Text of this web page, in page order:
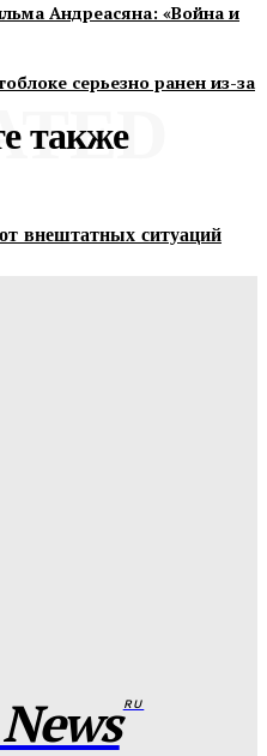
Андреасяна: «Война и
серьезно ранен из-за
также
внештатных ситуаций
RU